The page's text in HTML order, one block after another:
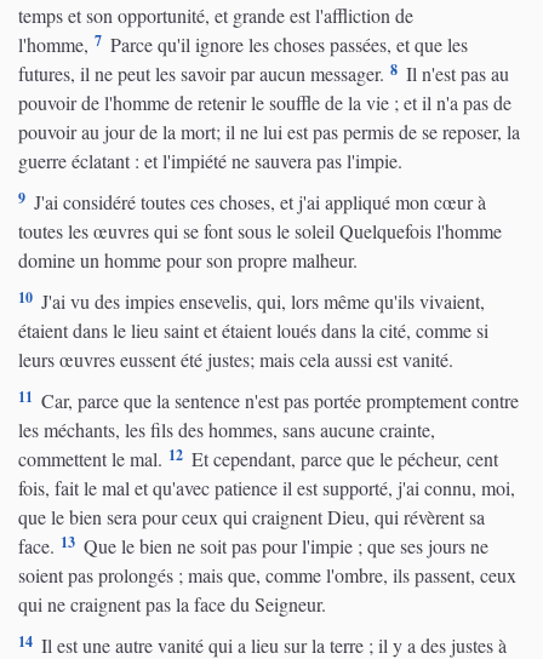
temps et son opportunité, et grande est l'affliction de
l'homme, 7 Parce qu'il ignore les choses passées, et que les
futures, il ne peut les savoir par aucun messager. 8 Il n'est pas au
pouvoir de l'homme de retenir le souffle de la vie ; et il n'a pas de
pouvoir au jour de la mort; il ne lui est pas permis de se reposer, la
guerre éclatant : et l'impiété ne sauvera pas l'impie.
9 J'ai considéré toutes ces choses, et j'ai appliqué mon cœur à
toutes les œuvres qui se font sous le soleil Quelquefois l'homme
domine un homme pour son propre malheur.
10 J'ai vu des impies ensevelis, qui, lors même qu'ils vivaient,
étaient dans le lieu saint et étaient loués dans la cité, comme si
leurs œuvres eussent été justes; mais cela aussi est vanité.
11 Car, parce que la sentence n'est pas portée promptement contre
les méchants, les fils des hommes, sans aucune crainte,
commettent le mal. 12 Et cependant, parce que le pécheur, cent
fois, fait le mal et qu'avec patience il est supporté, j'ai connu, moi,
que le bien sera pour ceux qui craignent Dieu, qui révèrent sa
face. 13 Que le bien ne soit pas pour l'impie ; que ses jours ne
soient pas prolongés ; mais que, comme l'ombre, ils passent, ceux
qui ne craignent pas la face du Seigneur.
14 Il est une autre vanité qui a lieu sur la terre ; il y a des justes à